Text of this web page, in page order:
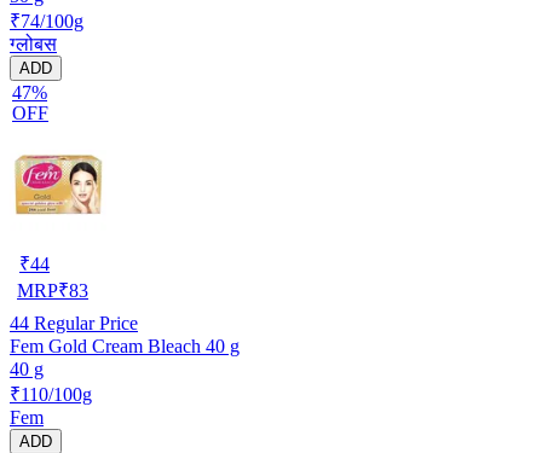
₹74/100g
ग्लोबस
ADD
47%
OFF
₹44
MRP₹83
44 Regular Price
Fem Gold Cream Bleach 40 g
40 g
₹110/100g
Fem
ADD